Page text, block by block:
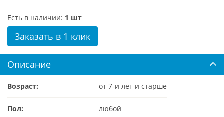
Есть в наличии: 1 шт
Заказать в 1 клик
Описание
Возраст: от 7-и лет и старше
Пол: любой